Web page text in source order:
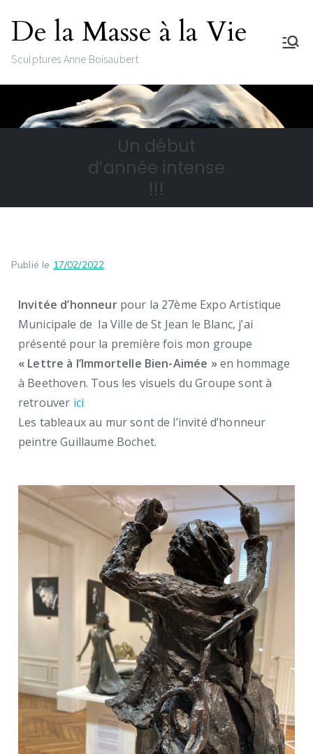
De la Masse à la Vie
Sculptures Anne Boisaubert
Un début
d’année intense
!!!
Publié le 17/02/2022
Invitée d’honneurpour la 27ème Expo Artistique
Municipale de la Ville de St Jean le Blanc, j’ai
présenté pour la première fois mon groupe
« Lettre à l’Immortelle Bien-Aimée »en hommage
à Beethoven. Tous les visuels du Groupe sont à
retrouver ici
Les tableaux au mur sont de l’invité d’honneur
peintre Guillaume Bochet.